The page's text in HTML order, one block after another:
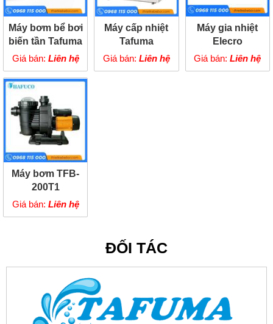
Máy bơm bể bơi
biến tần Tafuma
TIH300
Giá bán: Liên hệ
Máy cấp nhiệt
Tafuma
TSQ08RP
Giá bán: Liên hệ
Máy gia nhiệt
Elecro
Evolution 2
Giá bán:Liên hệ
Máy bơm TFB-
200T1
Giá bán: Liên hệ
ĐỐI TÁC